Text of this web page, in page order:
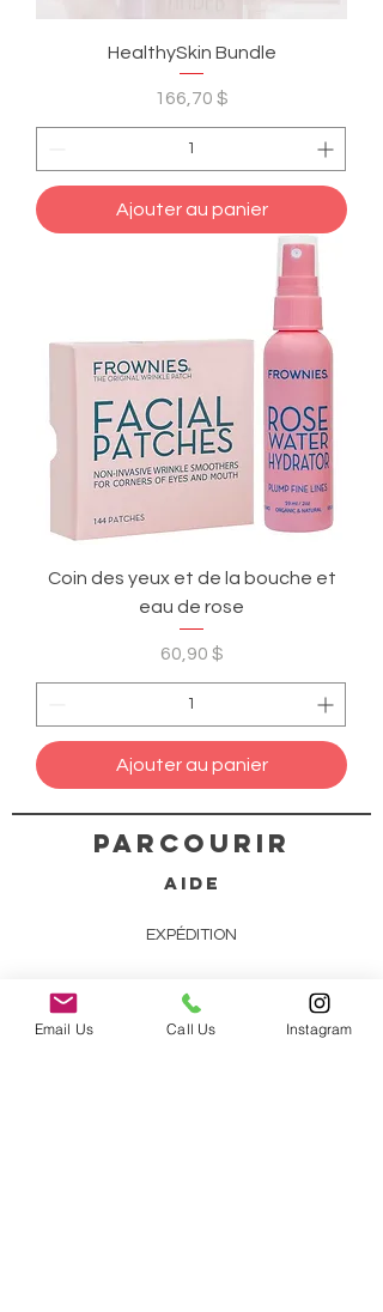
HealthySkin Bundle
Prix
166,70 $
Ajouter au panier
Coin des yeux et de la bouche et
eau de rose
Prix
60,90 $
Ajouter au panier
PARCOURIR
AIDE
EXPÉDITION
À PROPOS DE NOUS
Email Us Call Us Instagram